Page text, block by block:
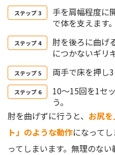
手を肩幅程度に
で体を支えます。
肘を後ろに曲げ
につかないギリ
両手で床を押し3
10〜15回を1セ
う。
肘を曲げずに行うと、 お尻
ト」のような動作になって
ってしまいます。無理のな